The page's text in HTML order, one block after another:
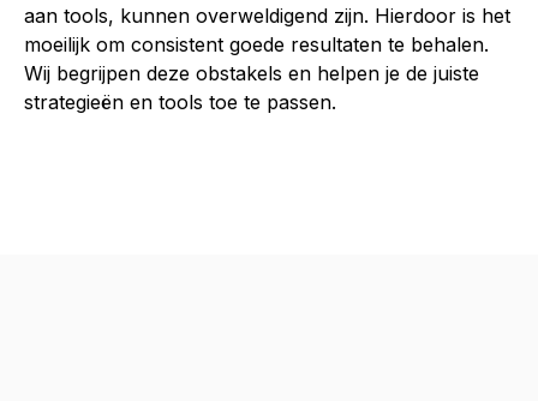
aan tools, kunnen overweldigend zijn. Hierdoor is het
moeilijk om consistent goede resultaten te behalen.
Wij begrijpen deze obstakels en helpen je de juiste
strategieën en tools toe te passen.